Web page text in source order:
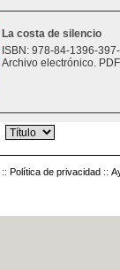
La costa de silencio
ISBN: 978-84-1396-
Archivo electrónico.
:: Política de privacidad ::